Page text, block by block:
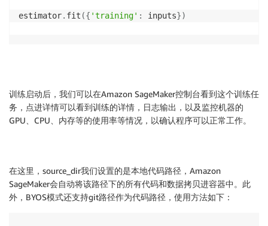
estimator. fit ({ 'training' : inputs})
训练启动后，我们可以在Amazon SageMaker控制台看到这个训练任
务，点进详情可以看到训练的详情，日志输出，以及监控机器的
GPU、CPU、内存等的使用率等情况，以确认程序可以正常工作。
在这里，source_dir我们设置的是本地代码路径，Amazon
SageMaker会自动将该路径下的所有代码和数据拷贝进容器中。此
外，BYOS模式还支持git路径作为代码路径，使用方法如下：